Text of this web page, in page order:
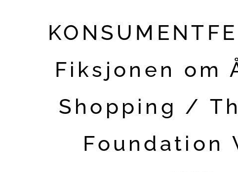
Fiksjonen om
Shopping /
Foundation